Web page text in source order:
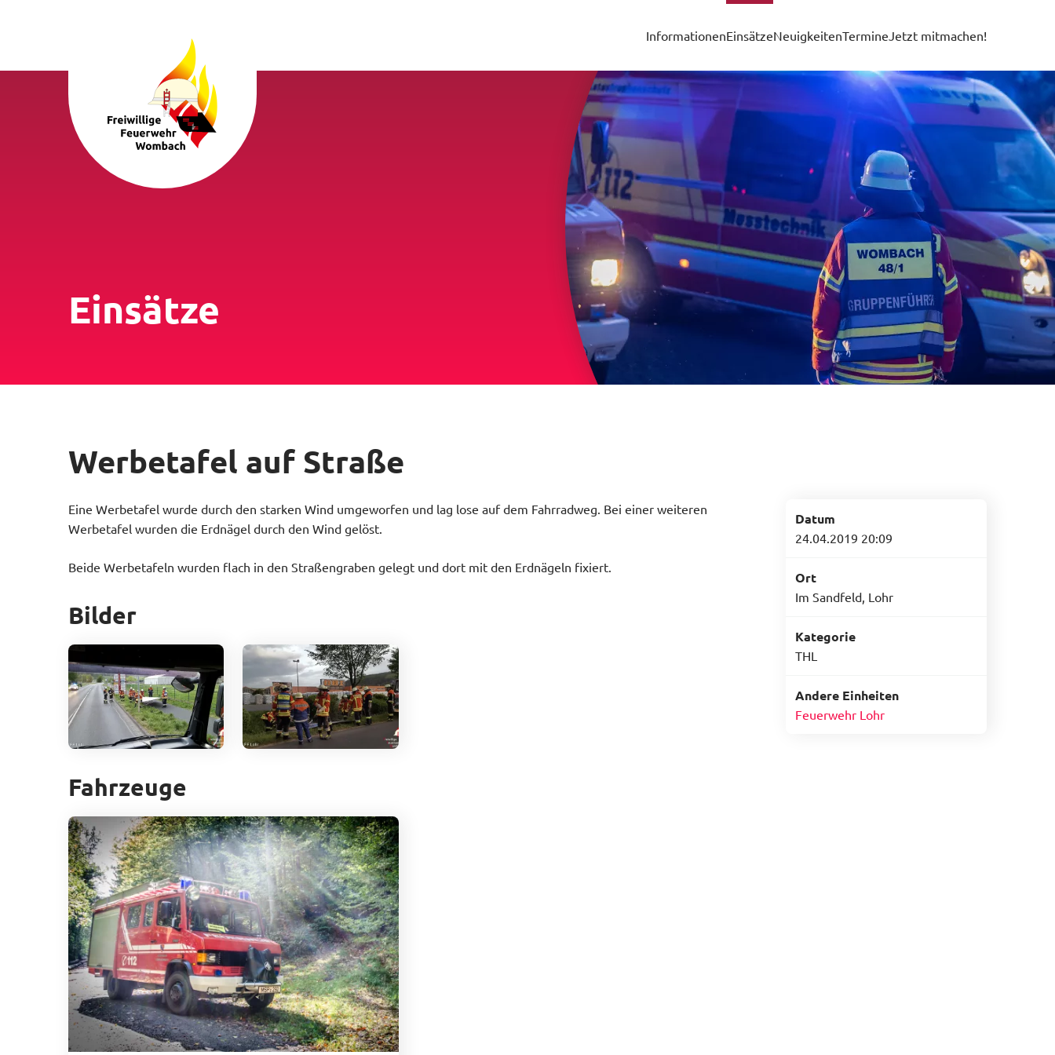
InformationenEinsätzeNeuigkeitenTermine Jetzt mitmachen!
Einsätze
Werbetafel auf Straße
Eine Werbetafel wurde durch den starken Wind umgeworfen und lag lose auf dem Fahrradweg. Bei einer weiteren
Werbetafel wurden die Erdnägel durch den Wind gelöst.
Beide Werbetafeln wurden flach in den Straßengraben gelegt und dort mit den Erdnägeln fixiert.
Bilder
Fahrzeuge
Datum
24.04.2019 20:09
Ort
Im Sandfeld, Lohr
Kategorie
THL
Andere Einheiten
Feuerwehr Lohr